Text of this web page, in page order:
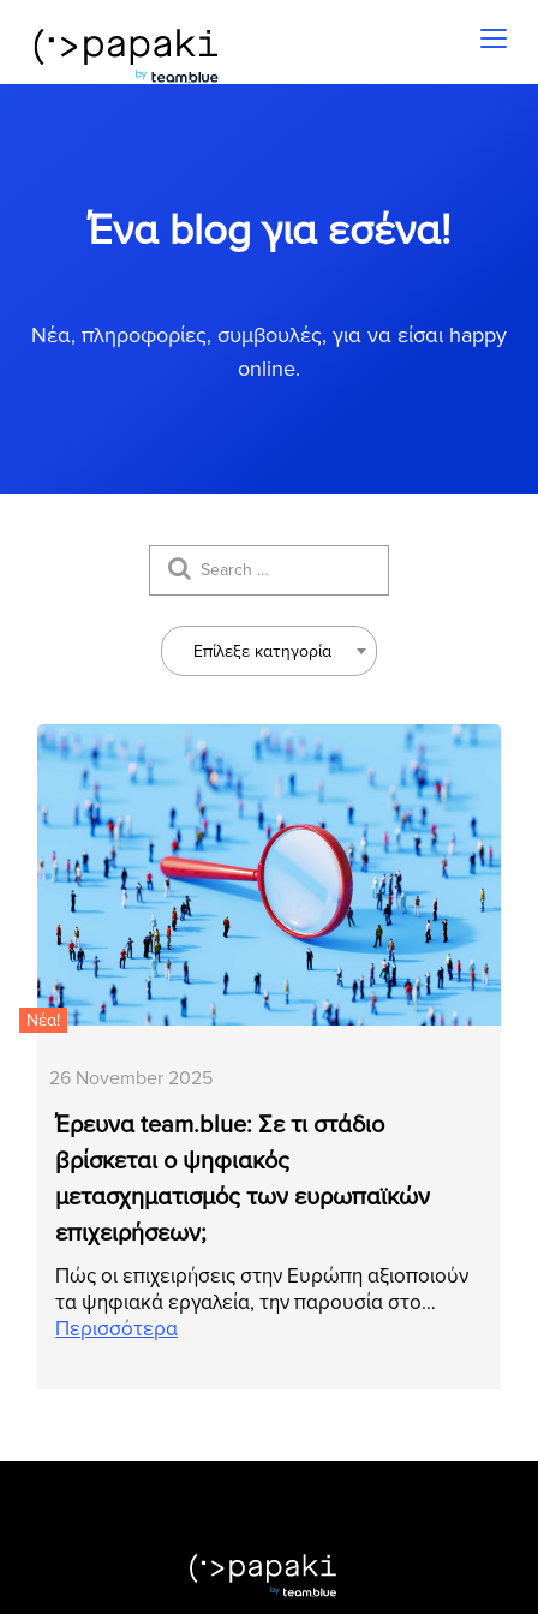
Ένα blog για εσένα!
Νέα, πληροφορίες, συμβουλές, για να είσαι happy
online.
Επίλεξε κατηγορία
Νέα!
26 November 2025
Έρευνα team.blue: Σε τι στάδιο
βρίσκεται ο ψηφιακός
μετασχηματισμός των ευρωπαϊκών
επιχειρήσεων;
Πώς οι επιχειρήσεις στην Ευρώπη αξιοποιούν
τα ψηφιακά εργαλεία, την παρουσία στο…
Περισσότερα